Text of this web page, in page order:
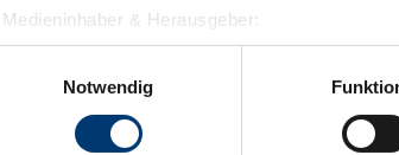
Medieninhaber & Herausgeber:
Zeller Bergbahnen Zillertal GmbH & Co KG
Rohr 23// A-6280 Zell am Ziller
www.zillertalarena.com
Notwendig